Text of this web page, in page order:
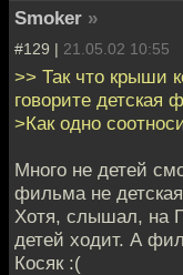
Smoker »
#129 | 21.05.02 10:55
>> Так что крыши
говорите детская
>Как одно
Много не детей
фильма не
Хотя, слышал, на
детей ходит. А
Косяк :(